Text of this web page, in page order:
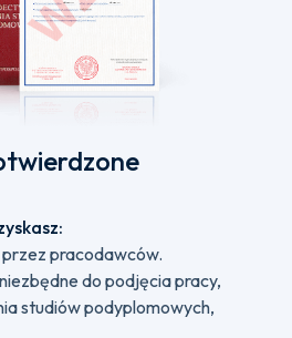
pracodawców.
do podjęcia pracy,
studiów podyplomowych,